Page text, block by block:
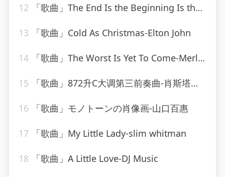
12 「歌曲」The End Is the Beginning Is the End-Graham Blvd
13 「歌曲」Cold As Christmas-Elton John
14 「歌曲」The Worst Is Yet To Come-Merle Haggard、The Strangers
15 「歌曲」872升C大调第三前奏曲-肖斯塔科维奇
16 「歌曲」モノトーンの肖像画-山口百惠
17 「歌曲」My Little Lady-slim whitman
18 「歌曲」A Little Love-DJ Music